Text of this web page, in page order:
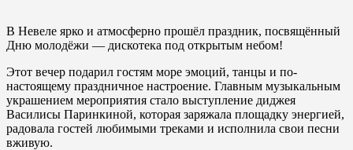
В Невеле ярко и атмосферно прошёл праздник, посвящённый
Дню молодёжи — дискотека под открытым небом!
Этот вечер подарил гостям море эмоций, танцы и по-
настоящему праздничное настроение. Главным музыкальным
украшением мероприятия стало выступление диджея
Василисы Паринкиной, которая заряжала площадку энергией,
радовала гостей любимыми треками и исполнила свои песни
вживую.